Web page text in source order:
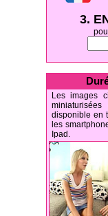
3.
Les images
disponible en
les
Ipad.